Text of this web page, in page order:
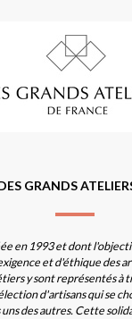
GRANDS
en 1993 et dont
et d'éthique des
y sont représentés à
d'artisans qui se
des autres. Cette